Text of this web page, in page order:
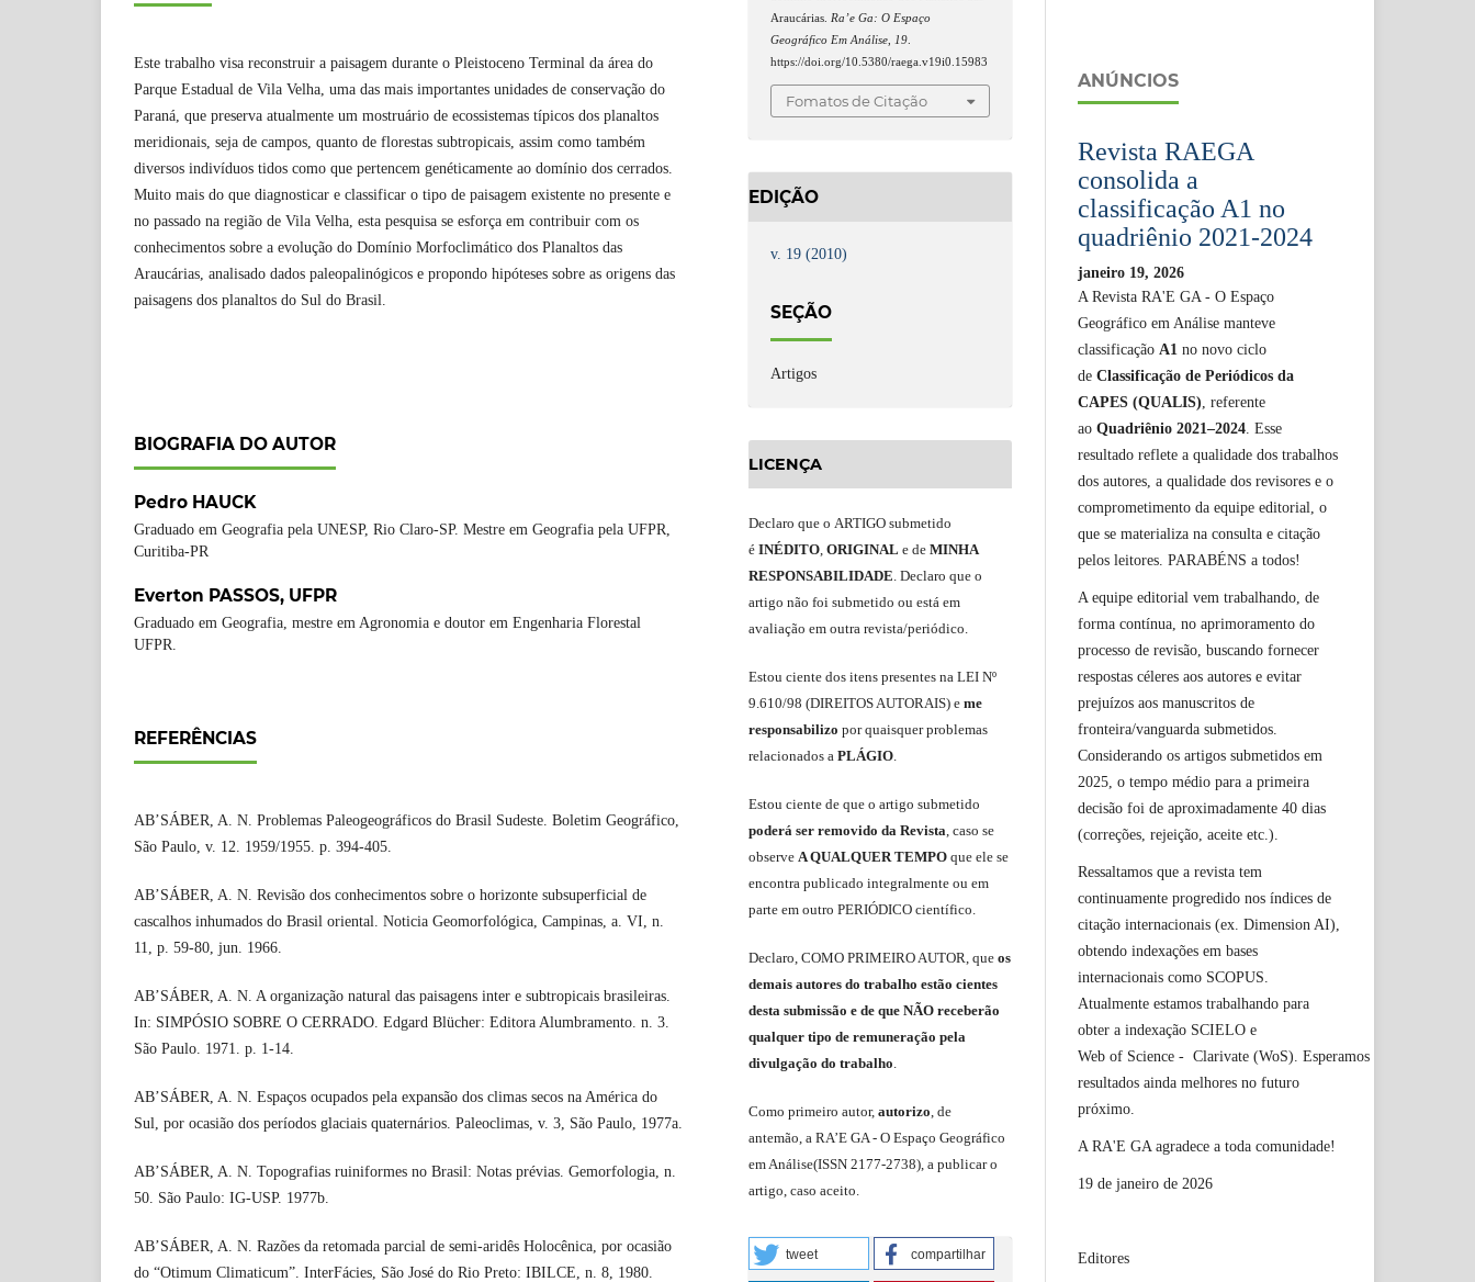
Este trabalho visa reconstruir a paisagem durante o Pleistoceno Terminal da área do
Parque Estadual de Vila Velha, uma das mais importantes unidades de conservação do
Paraná, que preserva atualmente um mostruário de ecossistemas típicos dos planaltos
meridionais, seja de campos, quanto de florestas subtropicais, assim como também
diversos indivíduos tidos como que pertencem genéticamente ao domínio dos cerrados.
Muito mais do que diagnosticar e classificar o tipo de paisagem existente no presente e
no passado na região de Vila Velha, esta pesquisa se esforça em contribuir com os
conhecimentos sobre a evolução do Domínio Morfoclimático dos Planaltos das
Araucárias, analisado dados paleopalinógicos e propondo hipóteses sobre as origens das
paisagens dos planaltos do Sul do Brasil.
BIOGRAFIA DO AUTOR
Pedro HAUCK
Graduado em Geografia pela UNESP, Rio Claro-SP. Mestre em Geografia pela UFPR,
Curitiba-PR
Everton PASSOS, UFPR
Graduado em Geografia, mestre em Agronomia e doutor em Engenharia Florestal
UFPR.
REFERÊNCIAS
AB’SÁBER, A. N. Problemas Paleogeográficos do Brasil Sudeste. Boletim Geográfico,
São Paulo, v. 12. 1959/1955. p. 394-405.
AB’SÁBER, A. N. Revisão dos conhecimentos sobre o horizonte subsuperficial de
cascalhos inhumados do Brasil oriental. Noticia Geomorfológica, Campinas, a. VI, n.
11, p. 59-80, jun. 1966.
AB’SÁBER, A. N. A organização natural das paisagens inter e subtropicais brasileiras.
In: SIMPÓSIO SOBRE O CERRADO. Edgard Blücher: Editora Alumbramento. n. 3.
São Paulo. 1971. p. 1-14.
AB’SÁBER, A. N. Espaços ocupados pela expansão dos climas secos na América do
Sul, por ocasião dos períodos glaciais quaternários. Paleoclimas, v. 3, São Paulo, 1977a.
AB’SÁBER, A. N. Topografias ruiniformes no Brasil: Notas prévias. Gemorfologia, n.
50. São Paulo: IG-USP. 1977b.
AB’SÁBER, A. N. Razões da retomada parcial de semi-aridês Holocênica, por ocasião
do “Otimum Climaticum”. InterFácies, São José do Rio Preto: IBILCE, n. 8, 1980.
Araucárias. Ra’e Ga: O Espaço
Geográfico Em Análise
19
https://doi.org/10.5380/raega.v19i0.15983
Fomatos de Citação
EDIÇÃO
v. 19 (2010)
SEÇÃO
Artigos
LICENÇA
Declaro que o ARTIGO submetido
é INÉDITO, ORIGINAL e de MINHA
RESPONSABILIDADE. Declaro que o
artigo não foi submetido ou está em
avaliação em outra revista/periódico.
Estou ciente dos itens presentes na LEI Nº
9.610/98 (DIREITOS AUTORAIS) e me
responsabilizo por quaisquer problemas
relacionados a PLÁGIO.
Estou ciente de que o artigo submetido
poderá ser removido da Revista, caso se
observe A QUALQUER TEMPO que ele se
encontra publicado integralmente ou em
parte em outro PERIÓDICO científico.
Declaro, COMO PRIMEIRO AUTOR, que os
demais autores do trabalho estão cientes
desta submissão e de que NÃO receberão
qualquer tipo de remuneração pela
divulgação do trabalho.
Como primeiro autor, autorizo, de
antemão, a RA’E GA - O Espaço Geográfico
em Análise(ISSN 2177-2738), a publicar o
artigo, caso aceito.
tweet compartilhar
ANÚNCIOS
Revista RAEGA
consolida a
classificação A1 no
quadriênio 2021-2024
janeiro 19, 2026
A Revista RA'E GA - O Espaço
Geográfico em Análise manteve
classificação A1 no novo ciclo
de Classificação de Periódicos da
CAPES (QUALIS) , referente
ao Quadriênio 2021–2024 . Esse
resultado reflete a qualidade dos trabalhos
dos autores, a qualidade dos revisores e o
comprometimento da equipe editorial, o
que se materializa na consulta e citação
pelos leitores. PARABÉNS a todos!
A equipe editorial vem trabalhando, de
forma contínua, no aprimoramento do
processo de revisão, buscando fornecer
respostas céleres aos autores e evitar
prejuízos aos manuscritos de
fronteira/vanguarda submetidos.
Considerando os artigos submetidos em
2025, o tempo médio para a primeira
decisão foi de aproximadamente 40 dias
(correções, rejeição, aceite etc.).
Ressaltamos que a revista tem
continuamente progredido nos índices de
citação internacionais (ex. Dimension AI),
obtendo indexações em bases
internacionais como SCOPUS.
Atualmente estamos trabalhando para
obter a indexação SCIELO e
Web of Science - Clarivate (WoS). Esperamos
resultados ainda melhores no futuro
próximo.
A RA'E GA agradece a toda comunidade!
19 de janeiro de 2026
Editores